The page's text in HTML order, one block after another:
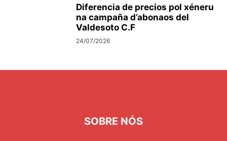
Diferencia de precios pol xéneru
na campaña d’abonaos del
Valdesoto C.F
24/07/2026
SOBRE NÓS